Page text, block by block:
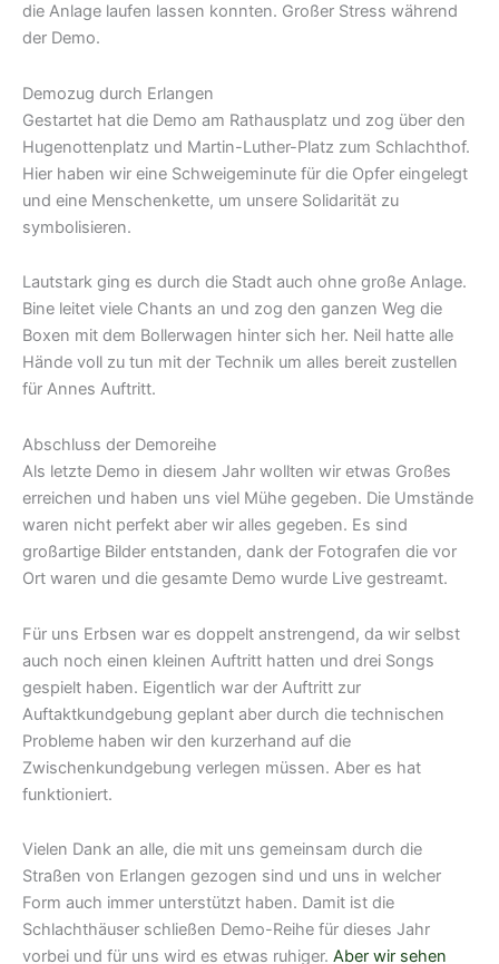
die Anlage laufen lassen konnten. Großer Stress während
der Demo.
Demozug durch Erlangen
Gestartet hat die Demo am Rathausplatz und zog über den
Hugenottenplatz und Martin-Luther-Platz zum Schlachthof.
Hier haben wir eine Schweigeminute für die Opfer eingelegt
und eine Menschenkette, um unsere Solidarität zu
symbolisieren.
Lautstark ging es durch die Stadt auch ohne große Anlage.
Bine leitet viele Chants an und zog den ganzen Weg die
Boxen mit dem Bollerwagen hinter sich her. Neil hatte alle
Hände voll zu tun mit der Technik um alles bereit zustellen
für Annes Auftritt.
Abschluss der Demoreihe
Als letzte Demo in diesem Jahr wollten wir etwas Großes
erreichen und haben uns viel Mühe gegeben. Die Umstände
waren nicht perfekt aber wir alles gegeben. Es sind
großartige Bilder entstanden, dank der Fotografen die vor
Ort waren und die gesamte Demo wurde Live gestreamt.
Für uns Erbsen war es doppelt anstrengend, da wir selbst
auch noch einen kleinen Auftritt hatten und drei Songs
gespielt haben. Eigentlich war der Auftritt zur
Auftaktkundgebung geplant aber durch die technischen
Probleme haben wir den kurzerhand auf die
Zwischenkundgebung verlegen müssen. Aber es hat
funktioniert.
Vielen Dank an alle, die mit uns gemeinsam durch die
Straßen von Erlangen gezogen sind und uns in welcher
Form auch immer unterstützt haben. Damit ist die
Schlachthäuser schließen Demo-Reihe für dieses Jahr
vorbei und für uns wird es etwas ruhiger. Aber wir sehen